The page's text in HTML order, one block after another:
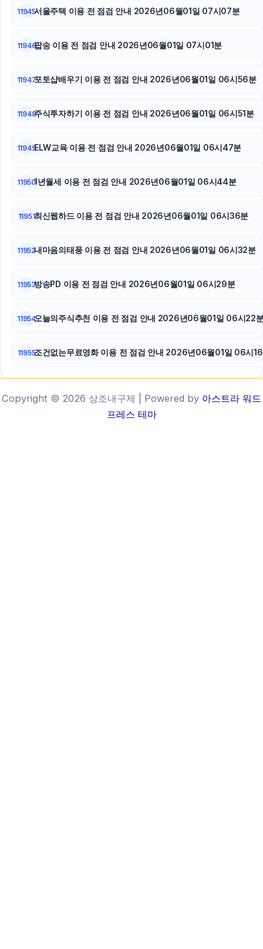
11945서울주택 이용 전 점검 안내 2026년06월01일 07시07분
11946팝송 이용 전 점검 안내 2026년06월01일 07시01분
11947포토샵배우기 이용 전 점검 안내 2026년06월01일 06시56분
11948주식투자하기 이용 전 점검 안내 2026년06월01일 06시51분
11949ELW교육 이용 전 점검 안내 2026년06월01일 06시47분
119501년월세 이용 전 점검 안내 2026년06월01일 06시44분
11951최신웹하드 이용 전 점검 안내 2026년06월01일 06시36분
11952내마음의태풍 이용 전 점검 안내 2026년06월01일 06시32분
11953방송PD 이용 전 점검 안내 2026년06월01일 06시29분
11954오늘의주식추천 이용 전 점검 안내 2026년06월01일 06시22
11955조건없는무료영화 이용 전 점검 안내 2026년06월01일 06시
Copyright © 2026 상조내구제 | Powered by 아스트라 워드
프레스 테마